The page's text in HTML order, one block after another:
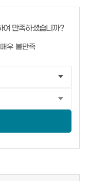
여 만족하셨습니까?
매우 불만족